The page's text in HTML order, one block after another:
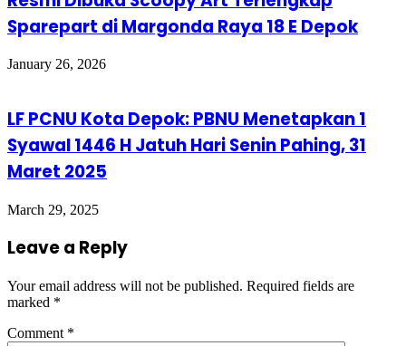
Sparepart di Margonda Raya 18 E Depok
January 26, 2026
LF PCNU Kota Depok: PBNU Menetapkan 1
Syawal 1446 H Jatuh Hari Senin Pahing, 31
Maret 2025
March 29, 2025
Leave a Reply
Your email address will not be published. Required fields are
marked *
Comment *